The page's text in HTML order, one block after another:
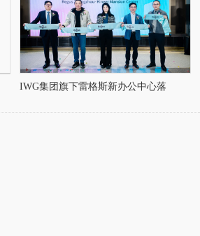
IWG集团旗下雷格斯新办公中心落